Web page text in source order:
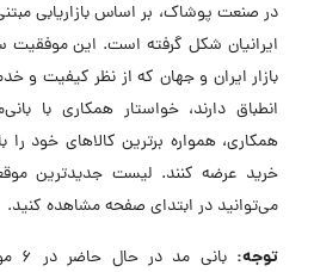
در صنعت پوشاک، بر اساس بازاریابی
ایرانیان شکل گرفته است. این موفقیت
بازار ایران و جهان که از نظر کیفیت و
انطباق دارند، خواستار همکاری با
همکاری، همواره برترین کالاهای خود
خرید عرضه کنند. لیست جدیدترین
می‌توانید در ابتدای صفحه مشاهده کنید.
توجه: